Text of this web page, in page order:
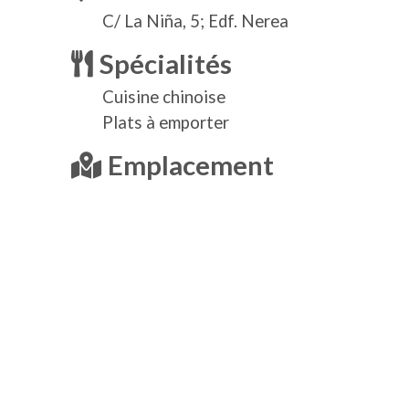
C/ La Niña, 5; Edf. Nerea
Spécialités
Cuisine chinoise
Plats à emporter
Emplacement